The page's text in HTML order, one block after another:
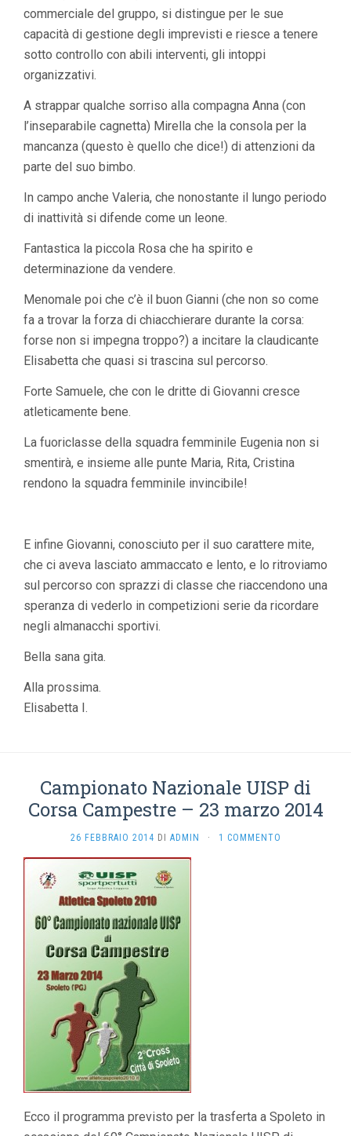
commerciale del gruppo, si distingue per le sue
capacità di gestione degli imprevisti e riesce a tenere
sotto controllo con abili interventi, gli intoppi
organizzativi.
A strappar qualche sorriso alla compagna Anna (con
l’inseparabile cagnetta) Mirella che la consola per la
mancanza (questo è quello che dice!) di attenzioni da
parte del suo bimbo.
In campo anche Valeria, che nonostante il lungo periodo
di inattività si difende come un leone.
Fantastica la piccola Rosa che ha spirito e
determinazione da vendere.
Menomale poi che c’è il buon Gianni (che non so come
fa a trovar la forza di chiacchierare durante la corsa:
forse non si impegna troppo?) a incitare la claudicante
Elisabetta che quasi si trascina sul percorso.
Forte Samuele, che con le dritte di Giovanni cresce
atleticamente bene.
La fuoriclasse della squadra femminile Eugenia non si
smentirà, e insieme alle punte Maria, Rita, Cristina
rendono la squadra femminile invincibile!
E infine Giovanni, conosciuto per il suo carattere mite,
che ci aveva lasciato ammaccato e lento, e lo ritroviamo
sul percorso con sprazzi di classe che riaccendono una
speranza di vederlo in competizioni serie da ricordare
negli almanacchi sportivi.
Bella sana gita.
Alla prossima.
Elisabetta I.
Campionato Nazionale UISP di
Corsa Campestre – 23 marzo 2014
26 FEBBRAIO 2014 DI ADMIN · 1 COMMENTO
Ecco il programma previsto per la trasferta a Spoleto in